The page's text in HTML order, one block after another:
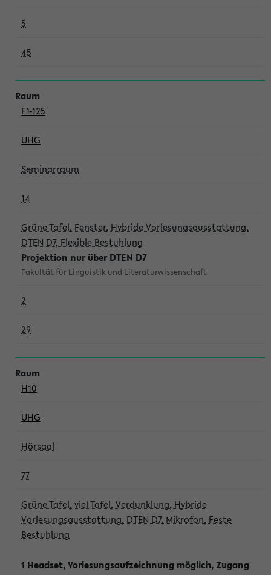
5
45
F1-125
UHG
Seminarraum
14
Grüne Tafel, Fenster, Hybride Vorlesungsausstattung,
DTEN D7, Flexible Bestuhlung
Projektion nur über DTEN D7
Fakultät für Linguistik und Literaturwissenschaft
2
29
H10
UHG
Hörsaal
77
Grüne Tafel, viel Tafel, Verdunklung, Hybride
Vorlesungsausstattung, DTEN D7, Mikrofon, Feste
Bestuhlung
1 Headset, Vorlesungsaufzeichnung möglich, Zugang